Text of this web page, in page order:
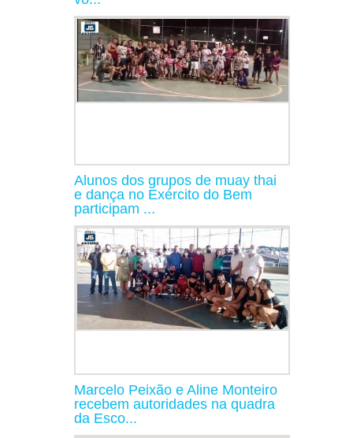
Alunos dos grupos de muay thai
e dança no Exército do Bem
participam ...
Marcelo Peixão e Aline Monteiro
recebem autoridades na quadra
da Esco...